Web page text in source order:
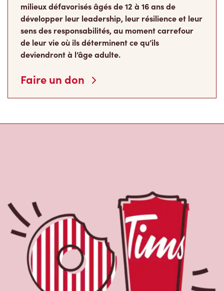
milieux défavorisés âgés de 12 à 16 ans de
développer leur leadership, leur résilience et leur
sens des responsabilités, au moment carrefour
de leur vie où ils déterminent ce qu’ils
deviendront à l’âge adulte.
Faire un don